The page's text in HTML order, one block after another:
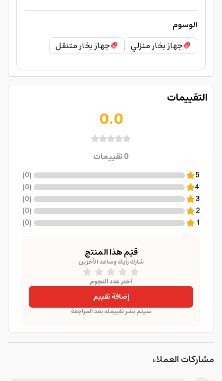
الوسوم
جهاز بخار منزلي
جهاز بخار متنقل
التقييمات
0.0
0تقييمات
5
(
0
)
4
(
0
)
3
(
0
)
2
(
0
)
1
(
0
)
قيّم هذا المنتج
شارك رأيك وساعد الآخرين
اختر عدد النجوم
إضافة تقييم
سيتم نشر تقييمك بعد المراجعة
مشاركات العملاء